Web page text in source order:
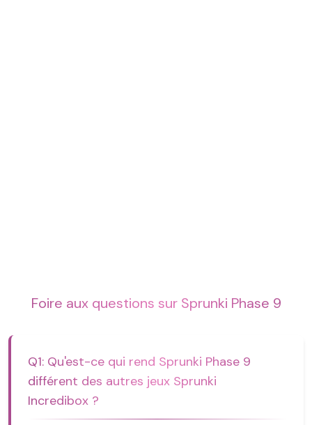
Foire aux questions sur Sprunki Phase 9
Q1: Qu'est-ce qui rend Sprunki Phase 9
différent des autres jeux Sprunki
Incredibox ?